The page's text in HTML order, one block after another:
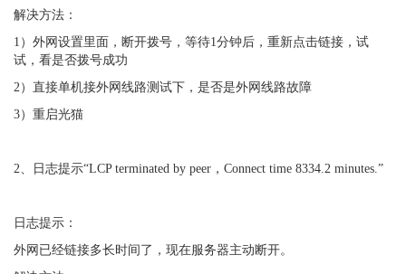
解决方法：
1）外网设置里面，断开拨号，等待1分钟后，重新点击链接，试
试，看是否拨号成功
2）直接单机接外网线路测试下，是否是外网线路故障
3）重启光猫
2、日志提示“LCP terminated by peer，Connect time 8334.2 minutes.”
日志提示：
外网已经链接多长时间了，现在服务器主动断开。